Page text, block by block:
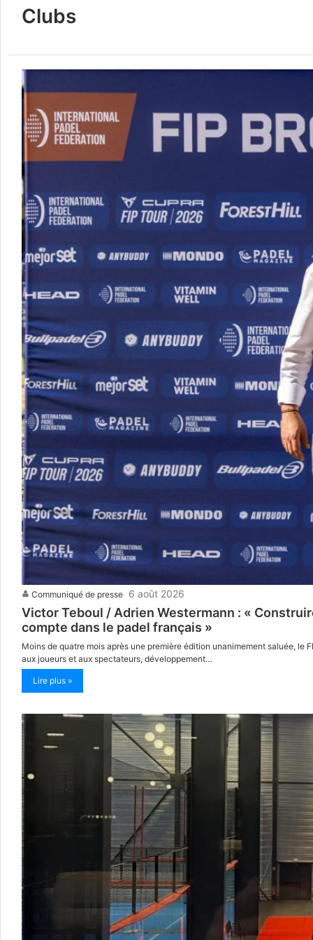
Clubs
Communiqué de presse 6 août 2026
Victor Teboul / Adrien Westermann : «
compte dans le padel français »
Moins de quatre mois après une première édition unanimement saluée,
aux joueurs et aux spectateurs, développement…
Lire plus »